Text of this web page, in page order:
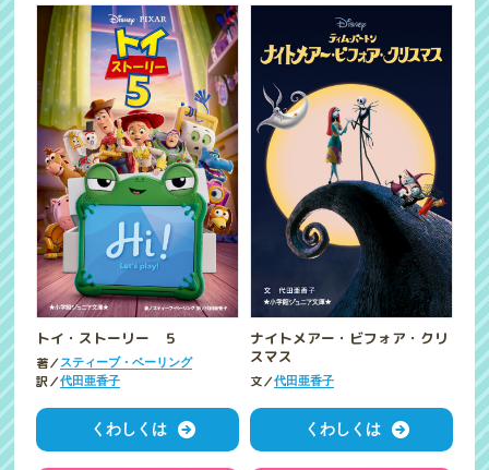
トイ・ストーリー ５
著／スティーブ・ベーリング
訳／代田亜香子
くわしくは
ナイトメアー・ビフォア・クリ
スマス
文／代田亜香子
くわしくは